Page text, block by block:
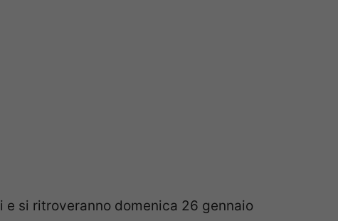
si ritroveranno domenica 26 gennaio